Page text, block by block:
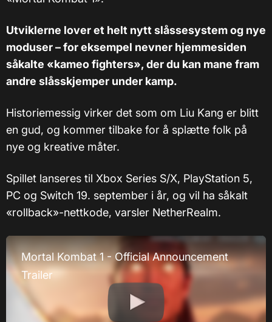
Utviklerne lover et helt nytt slåssesystem og nye
moduser – for eksempel nevner hjemmesiden
såkalte «kameo fighters», der du kan mane fram
andre slåsskjemper under kamp.
Historiemessig virker det som om Liu Kang er blitt
en gud, og kommer tilbake for å splætte folk på
nye og kreative måter.
Spillet lanseres til Xbox Series S/X, PlayStation 5,
PC og Switch 19. september i år, og vil ha såkalt
«rollback»-nettkode, varsler NetherRealm.
Mortal Kombat 1 - Official Announcement
Trailer